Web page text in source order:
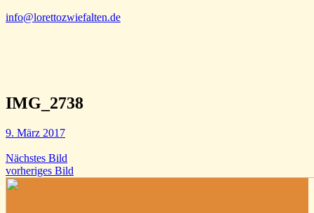
info@lorettozwiefalten.de
IMG_2738
9. März 2017
Nächstes Bild
vorheriges Bild